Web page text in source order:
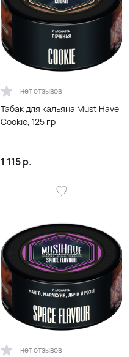
нет отзывов
Табак для кальяна Must Have
Cookie, 125 гр
1 115р.
нет отзывов